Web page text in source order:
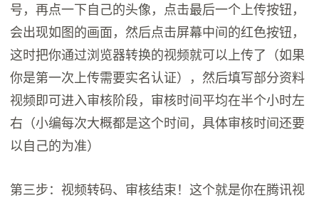
号，再点一下自己的头像，点击最后一个上传按钮，
会出现如图的画面，然后点击屏幕中间的红色按钮，
这时把你通过浏览器转换的视频就可以上传了（如果
你是第一次上传需要实名认证），然后填写部分资料
视频即可进入审核阶段，审核时间平均在半个小时左
右（小编每次大概都是这个时间，具体审核时间还要
以自己的为准）
第三步：视频转码、审核结束！这个就是你在腾讯视